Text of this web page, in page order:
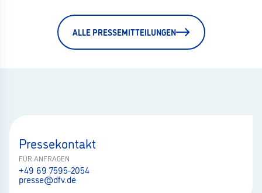
ALLE PRESSEMITTEILUNGEN
Pressekontakt
FÜR ANFRAGEN
+49 69 7595-2054
presse@dfv.de